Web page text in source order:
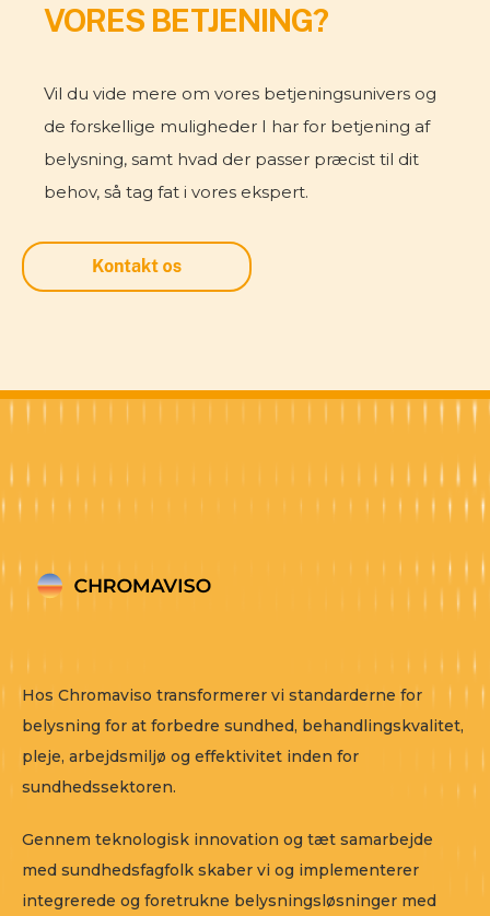
VORES BETJENING?
Vil du vide mere om vores betjeningsunivers og
de forskellige muligheder I har for betjening af
belysning, samt hvad der passer præcist til dit
behov, så tag fat i vores ekspert.
Hos Chromaviso transformerer vi standarderne for
belysning for at forbedre sundhed, behandlingskvalitet,
pleje, arbejdsmiljø og effektivitet inden for
sundhedssektoren.
Gennem teknologisk innovation og tæt samarbejde
med sundhedsfagfolk skaber vi og implementerer
integrerede og foretrukne belysningsløsninger med